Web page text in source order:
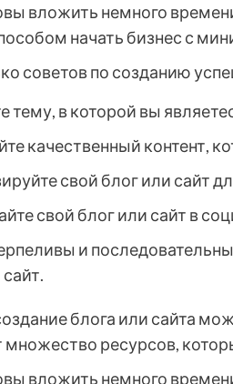
вложить немного
начать бизнес с
советов по созданию
тему, в которой вы
качественный контент,
свой блог или сайт
свой блог или сайт в
и
блога или сайта
ресурсов,
вложить немного